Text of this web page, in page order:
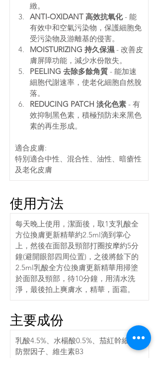
緻。
ANTI-OXIDANT 高效抗氧化 - 能
有效中和空氣污染物，保護細胞免
受污染物及游離基的侵害。
MOISTURIZING 持久保濕 - 改善皮
膚屏障功能，減少水份散失。
PEELING 去除多餘角質 - 能加速
細胞代謝速率，使老化細胞自然脫
落。
REDUCING PATCH 淡化色素 - 有
效抑制黑色素，積極預防未來黑色
素的再生形成。
適合皮膚:
特別適合中性、混合性、油性、暗瘡性
及老化皮膚
使用方法
每天晚上使用，潔面後，取1支乳酸全
方位換膚更新精華約2.5ml滴到掌心
上，然後在面部及頸部打圈按摩約5分
鐘(避開眼部四周位置) ，之後將餘下的
2.5ml乳酸全方位換膚更新精華用掃塗
於面部及頸部，待10分鐘，用清水洗
淨，最後拍上爽膚水，精華，面霜。
主要成份
乳酸4.5%、水楊酸0.5%、茄紅幹細胞
防禦因子、維生素B3